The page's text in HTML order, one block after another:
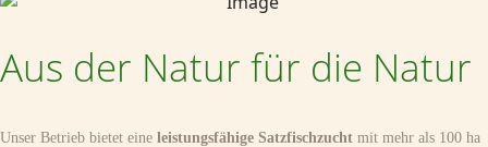
Aus der Natur für die Natur
Unser Betrieb bietet eine leistungsfähige Satzfischzucht mit mehr als 100 ha